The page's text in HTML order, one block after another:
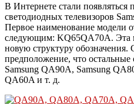
В Интернете стали появляться
светодиодных телевизоров
Первое наименование модели
следующим: KQ65QA70A. Эта
новую структуру обозначения.
предположение, что остальные
Samsung QA90A, Samsung
QA60A и т. д.